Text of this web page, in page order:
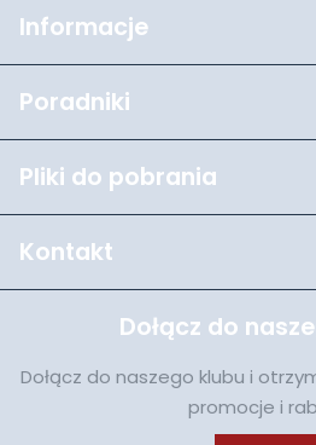
Informacje
Poradniki
Pliki do pobrania
Kontakt
Dołącz do
Dołącz do naszego klubu i
promocje i